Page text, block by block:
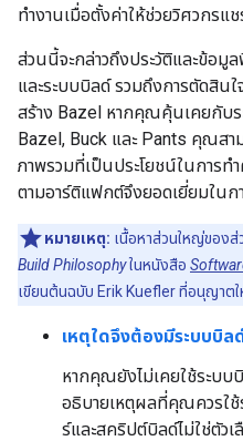
ทำงานเมื่อตั้งค่าให้ช่วยวิศวกร
ส่วนนี้จะกล่าวถึงประวัติและข้อ
และระบบบิลด์ รวมถึงการตัดสิน
สร้าง Bazel หากคุณคุ้นเคยกับ
Bazel, Buck และ Pants คุณสา
ภาพรวมที่เป็นประโยชน์ในการทำ
ตามอาร์ติแฟกต์จึงยอดเยี่ยมในก
หมายเหตุ: เนื้อหาส่วนใหญ่ของส่
Build Philosophyในหนังสือ
เขียนต้นฉบับ Erik Kuefler ที่อนุญาตใ
เหตุใดจึงต้องมีระบบบิล
หากคุณยังไม่เคยใช้ระบ
อธิบายเหตุผลที่คุณควรใช้
ร์และสคริปต์บิลด์ไม่ใช่ตั